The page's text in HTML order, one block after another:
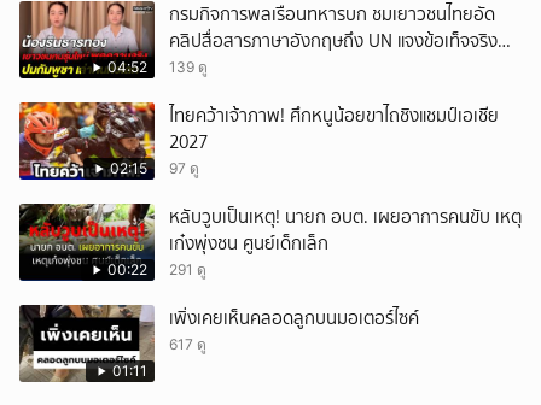
04:52
กรมกิจการพลเรือนทหารบก ชมเยาวชนไทยอัด
คลิปสื่อสารภาษาอังกฤษถึง UN แจงข้อเท็จจริง
ประวัติศาสตร์มนุษยธรรมไทย
139 ดู
02:15
ไทยคว้าเจ้าภาพ! ศึกหนูน้อยขาไถชิงแชมป์เอเชีย
2027
97 ดู
00:22
หลับวูบเป็นเหตุ! นายก อบต. เผยอาการคนขับ เหตุ
เก๋งพุ่งชน ศูนย์เด็กเล็ก
291 ดู
01:11
เพิ่งเคยเห็นคลอดลูกบนมอเตอร์ไซค์
617 ดู